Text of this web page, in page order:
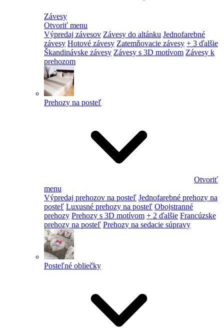
Závesy
Otvoriť menu
Výpredaj závesov Závesy do altánku Jednofarebné
závesy Hotové závesy Zatemňovacie závesy + 3 ďalšie
Škandinávske závesy Závesy s 3D motívom Závesy k
prehozom
Prehozy na posteľ
Otvoriť
menu
Výpredaj prehozov na posteľ Jednofarebné prehozy na
posteľ Luxusné prehozy na posteľ Obojstranné
prehozy Prehozy s 3D motívom + 2 ďalšie Francúzske
prehozy na posteľ Prehozy na sedacie súpravy
Posteľné obliečky